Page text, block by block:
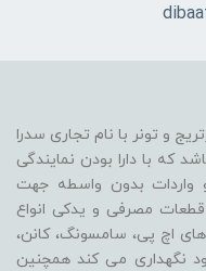
و تونر با نام تجاری سدرا
که با دارا بودن نمایندگی
واردات بدون واسطه جهت
مصرفی و یدکی انواع
از 2000 کالا از برندهای اچ پی، سامسونگ، کانن،
نگهداری می کند همچنین